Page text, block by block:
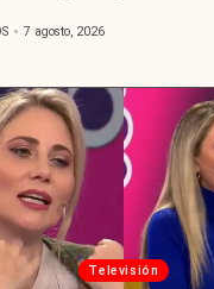
7 agosto, 2026
Televisión